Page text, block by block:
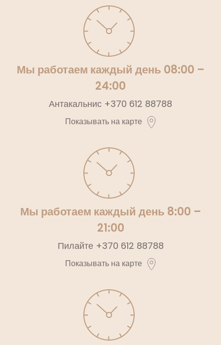
Мы работаем каждый день 08:00 –
24:00
Антакальнис +370 612 88788
Показывать на карте
Мы работаем каждый день 8:00 –
21:00
Пилайте +370 612 88788
Показывать на карте